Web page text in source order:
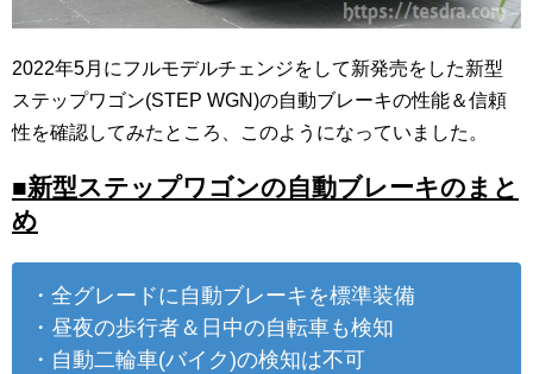
2022年5月にフルモデルチェンジをして新発売をした新型
ステップワゴン(STEP WGN)の自動ブレーキの性能＆信頼
性を確認してみたところ、このようになっていました。
■新型ステップワゴンの自動ブレーキのまと
め
・全グレードに自動ブレーキを標準装備
・昼夜の歩行者＆日中の自転車も検知
・自動二輪車(バイク)の検知は不可